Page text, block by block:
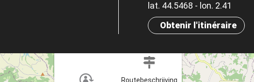
lat. 44.5468 - lon. 2.41
Obtenir l'itinéraire
Routebeschrijving